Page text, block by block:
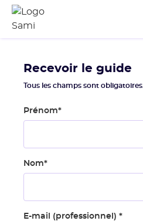
Recevoir le guide
Tous les champs sont obligatoires.
Prénom*
Nom*
E-mail (professionnel) *